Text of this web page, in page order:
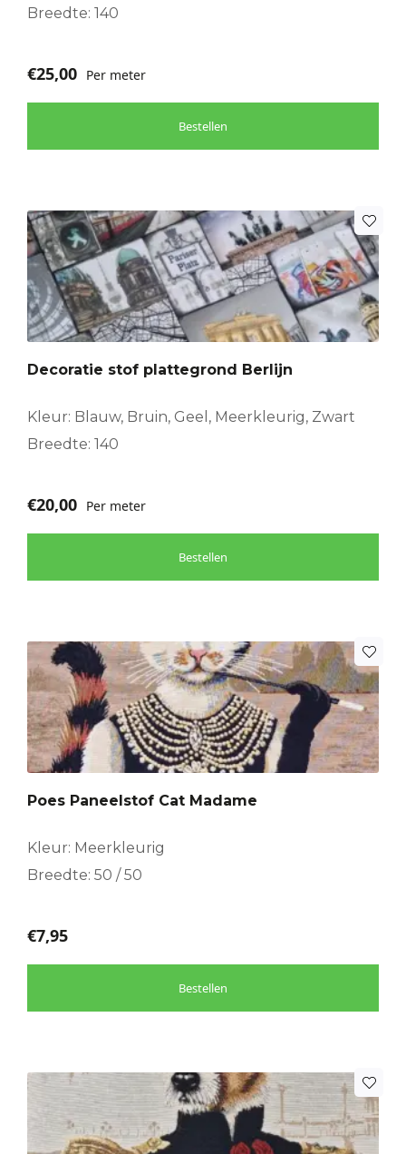
Breedte: 140
€25,00 Per meter
Bestellen
Decoratie stof plattegrond Berlijn
Kleur: Blauw, Bruin, Geel, Meerkleurig, Zwart
Breedte: 140
€20,00 Per meter
Bestellen
Poes Paneelstof Cat Madame
Kleur: Meerkleurig
Breedte: 50 / 50
€7,95
Bestellen